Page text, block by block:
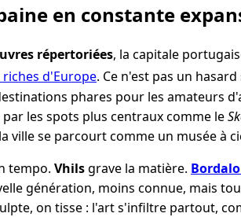
en constante
répertoriées, la capitale
d'Europe. Ce n'est pas un
phares pour les amateurs
les spots plus centraux comme le
ville se parcourt comme un musée à
tempo. Vhilsgrave la matière.
génération, moins connue, mais
on tisse : l'art s'infiltre partout,